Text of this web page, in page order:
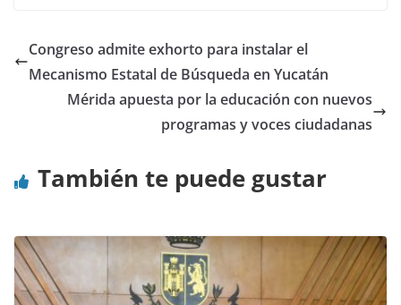
Congreso admite exhorto para instalar el
Mecanismo Estatal de Búsqueda en Yucatán
Mérida apuesta por la educación con nuevos
programas y voces ciudadanas
También te puede gustar